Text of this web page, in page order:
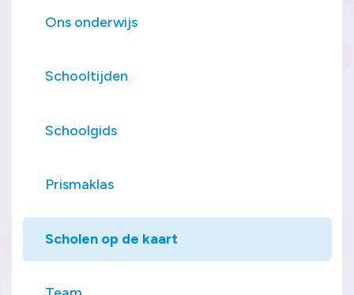
Ons onderwijs
Schooltijden
Schoolgids
Prismaklas
Scholen op de kaart